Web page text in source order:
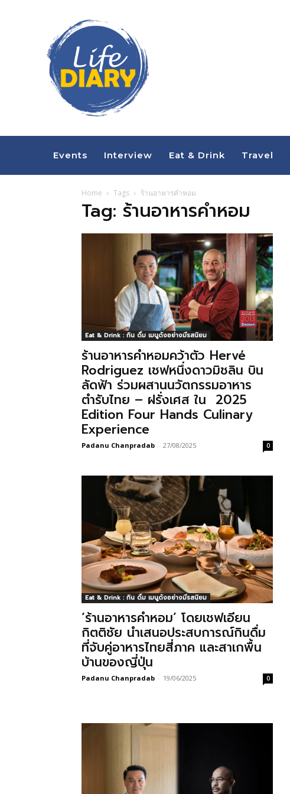
Events Interview Eat & Drink Travel
Home Tags ร้านอาหารคำหอม
Tag: ร้านอาหารคำหอม
Eat & Drink : กิน ดื่ม เมนูดังอย่างมีรสนิยม
ร้านอาหารคำหอมคว้าตัว Hervé
Rodriguez เชฟหนึ่งดาวมิชลิน บิน
ลัดฟ้า ร่วมผสานนวัตกรรมอาหาร
ตำรับไทย – ฝรั่งเศส ใน 2025
Edition Four Hands Culinary
Experience
Padanu Chanpradab - 27/08/2025 0
Eat & Drink : กิน ดื่ม เมนูดังอย่างมีรสนิยม
‘ร้านอาหารคำหอม’ โดยเชฟเอียน
กิตติชัย นำเสนอประสบการณ์กินดื่ม
ที่จับคู่อาหารไทยสี่ภาค และสาเกพื้น
บ้านของญี่ปุ่น
Padanu Chanpradab - 19/06/2025 0